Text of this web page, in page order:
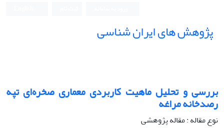
پژوهش های ایران شناسی
بررسی و تحلیل ماهیت کاربردی معماری صخره‌ای تپه
رصدخانه مراغه
نوع مقاله : مقاله پژوهشی